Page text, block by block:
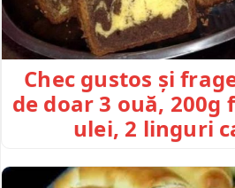
Chec gustos și
de doar 3 ouă,
ulei, 2 linguri